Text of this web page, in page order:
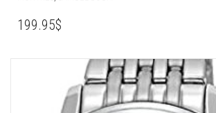
199.95$